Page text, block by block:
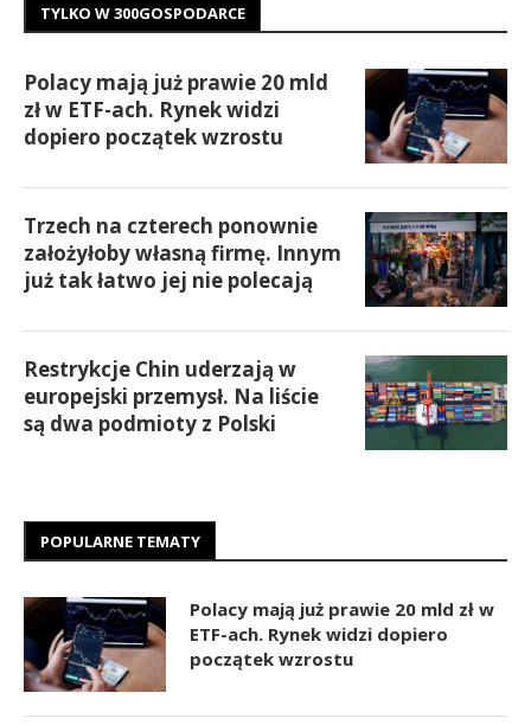
TYLKO W 300GOSPODARCE
Polacy mają już prawie 20 mld
zł w ETF-ach. Rynek widzi
dopiero początek wzrostu
Trzech na czterech ponownie
założyłoby własną firmę. Innym
już tak łatwo jej nie polecają
Restrykcje Chin uderzają w
europejski przemysł. Na liście
są dwa podmioty z Polski
POPULARNE TEMATY
Polacy mają już prawie 20 mld zł w
ETF-ach. Rynek widzi dopiero
początek wzrostu